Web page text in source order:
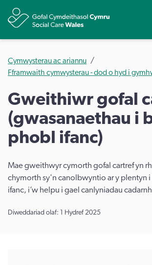
Cymwysterau ac ariannu
Fframwaith cymwysterau - dod o hyd i
Gweithiwr gofal
(gwasanaethau i
phobl ifanc)
Mae gweithwyr cymorth gofal cartref yn
chymorth sy'n canolbwyntio ar y plentyn i
ifanc, i’w helpu i gael canlyniadau
Diweddariad olaf: 1 Hydref 2025